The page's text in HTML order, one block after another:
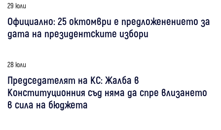
29 юли
Официално: 25 октомври е предложенението за
дата на президентските избори
28 юли
Председателят на КС: Жалба в
Конституционния съд няма да спре влизането
в сила на бюджета